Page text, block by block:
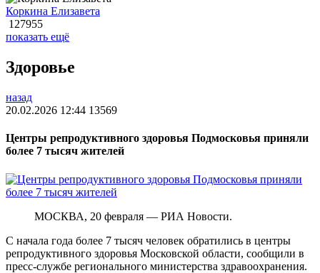
Коркина Елизавета
127955
показать ещё
Здоровье
назад
20.02.2026 12:44 13569
Центры репродуктивного здоровья Подмосковья приняли
более 7 тысяч жителей
МОСКВА, 20 февраля — РИА Новости.
С начала года более 7 тысяч человек обратились в центры
репродуктивного здоровья Московской области, сообщили в
пресс-службе регионального министерства здравоохранения.